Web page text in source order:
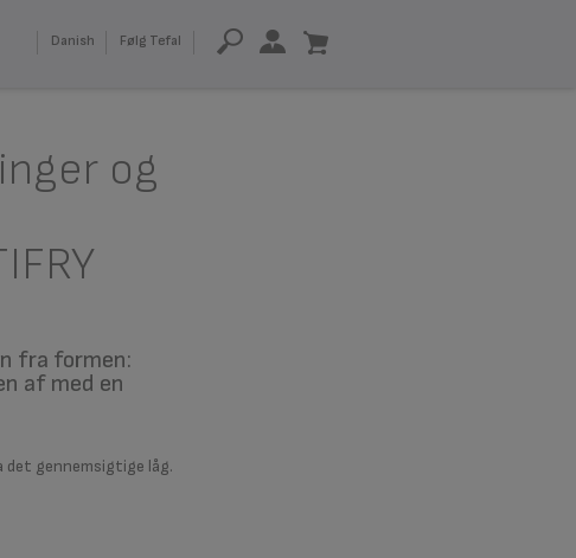
Danish Følg Tefal
og
fra formen:
af med en
det gennemsigtige låg.